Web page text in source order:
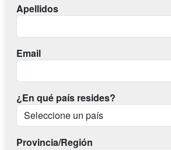
Apellidos
Email
¿En qué país resides?
Provincia/Región